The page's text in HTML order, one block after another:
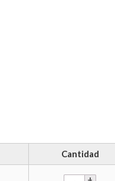
Cantidad